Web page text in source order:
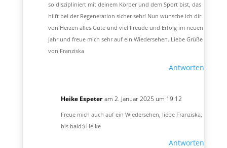
so diszipliniert mit deinem Körper und dem Sport bist, das
hilft bei der Regeneration sicher sehr! Nun wünsche ich dir
von Herzen alles Gute und viel Freude und Erfolg im neuen
Jahr und freue mich sehr auf ein Wiedersehen. Liebe Grüße
von Franziska
Antworten
Heike Espeter am 2. Januar 2025 um 19:12
Freue mich auch auf ein Wiedersehen, liebe Franziska,
bis bald:) Heike
Antworten